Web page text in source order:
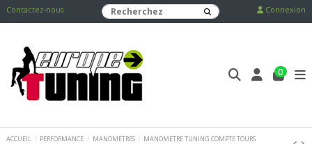
Contactez-nous Connexion
0
ACCUEIL PERFORMANCE MANOMÈTRES
MANOMETRE TUNING COMPTE TOURS